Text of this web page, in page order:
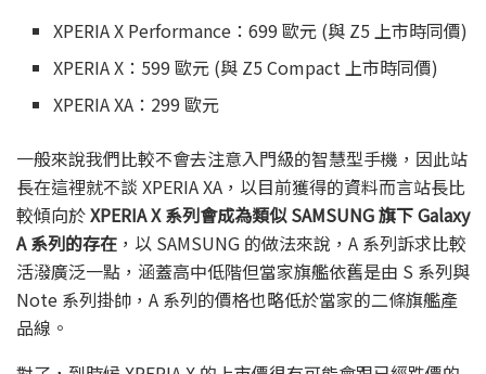
XPERIA X Performance：699 歐元 (與 Z5 上市時同價)
XPERIA X：599 歐元 (與 Z5 Compact 上市時同價)
XPERIA XA：299 歐元
一般來說我們比較不會去注意入門級的智慧型手機，因此站
長在這裡就不談 XPERIA XA，以目前獲得的資料而言站長比
較傾向於XPERIA X 系列會成為類似 SAMSUNG 旗下 Galaxy
A 系列的存在 ，以 SAMSUNG 的做法來說，A 系列訴求比較
活潑廣泛一點，涵蓋高中低階但當家旗艦依舊是由 S 系列與
Note 系列掛帥，A 系列的價格也略低於當家的二條旗艦產
品線。